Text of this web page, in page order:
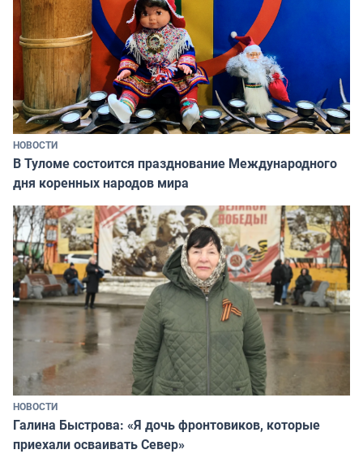
НОВОСТИ
В Туломе состоится празднование Международного
дня коренных народов мира
НОВОСТИ
Галина Быстрова: «Я дочь фронтовиков, которые
приехали осваивать Север»